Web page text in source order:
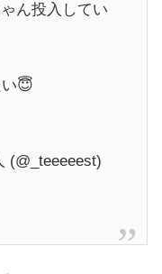
ん投入してい
😇
(@_teeeeest)